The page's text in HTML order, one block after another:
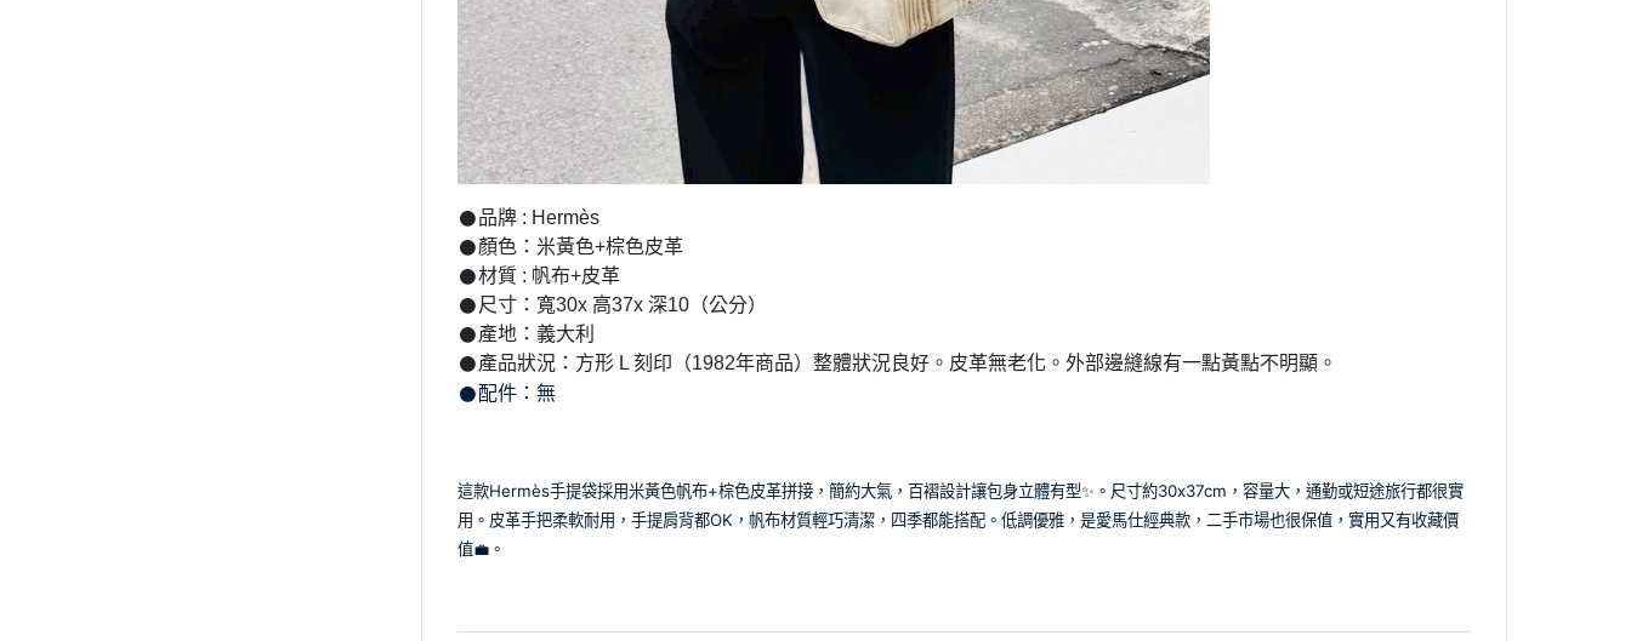
𒊹︎品牌 : Hermès
𒊹︎顏色：米黃色+棕色皮革
𒊹︎材質 : 帆布+皮革
𒊹︎尺寸：寬30x 高37x 深10（公分）
𒊹︎產地：義大利
𒊹︎產品狀況：方形 L 刻印（1982年商品）整體狀況良好。皮革無老化。外部邊縫線有一點黃點不明顯。
𒊹︎配件：無
這款Hermès手提袋採用米黃色帆布+棕色皮革拼接，簡約大氣，百褶設計讓包身立體有型✨。尺寸約30x37cm，容量大，通勤或短途旅行都很實
用。皮革手把柔軟耐用，手提肩背都OK，帆布材質輕巧清潔，四季都能搭配。低調優雅，是愛馬仕經典款，二手市場也很保值，實用又有收藏價
值💼。